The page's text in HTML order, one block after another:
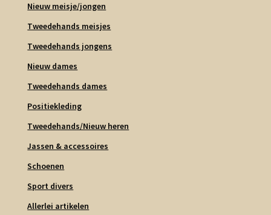
Nieuw meisje/jongen
Tweedehands meisjes
Tweedehands jongens
Nieuw dames
Tweedehands dames
Positiekleding
Tweedehands/Nieuw heren
Jassen & accessoires
Schoenen
Sport divers
Allerlei artikelen